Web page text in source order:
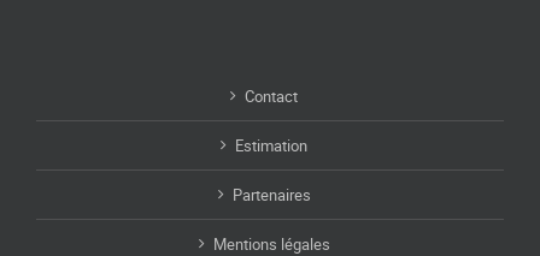
Contact
Estimation
Partenaires
Mentions légales